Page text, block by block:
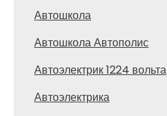
Автошкола
Автошкола Автополис
Автоэлектрик 1224 вольта
Автоэлектрика